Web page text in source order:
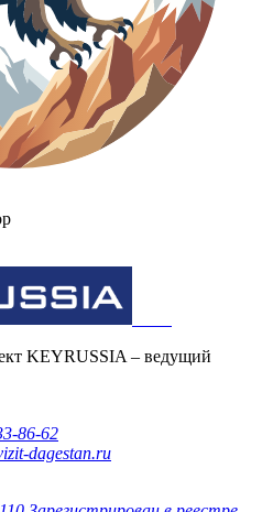
KEYRUSSIA – ведущий
86-62
dagestan.ru